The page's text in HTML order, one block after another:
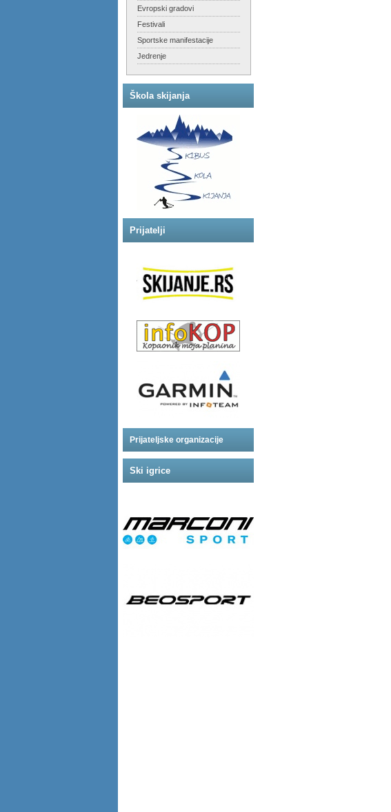
Evropski gradovi
Festivali
Sportske manifestacije
Jedrenje
Škola skijanja
Prijatelji
Prijateljske organizacije
Ski igrice